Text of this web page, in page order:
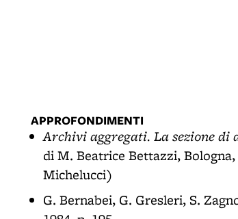
APPROFONDIMENTI
Archivi aggregati. La sezione
di M. Beatrice Bettazzi,
Michelucci)
G. Bernabei, G. Gresleri, S.